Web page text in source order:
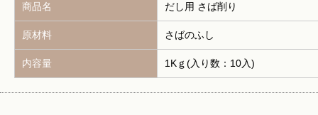
商品名 だし用 さば削り
原材料 さばのふし
内容量 1Kｇ(入り数：10入)